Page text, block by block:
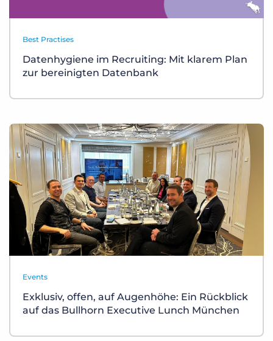
Best Practises
Datenhygiene im Recruiting: Mit klarem Plan
zur bereinigten Datenbank
Events
Exklusiv, offen, auf Augenhöhe: Ein Rückblick
auf das Bullhorn Executive Lunch München